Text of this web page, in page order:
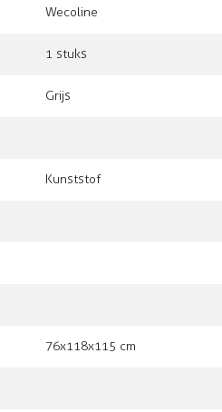
Wecoline
1 stuks
Grijs
Kunststof
76x118x115 cm